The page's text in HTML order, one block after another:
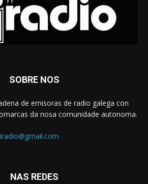
SOBRE NOS
de emisoras de radio galega con
da nosa comunidade autonoma.
NAS REDES